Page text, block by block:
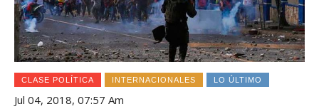
CLASE POLÍTICA INTERNACIONALES LO ÚLTIMO
Jul 04, 2018, 07:57 Am